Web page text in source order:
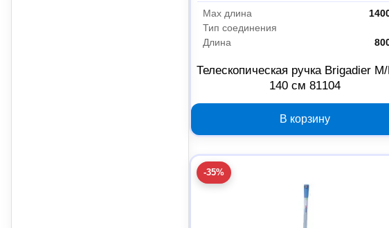
Max длина
Тип соединения
Длина
Телескопическая ручка Brigadier
140 см 81104
В корзину
-35%